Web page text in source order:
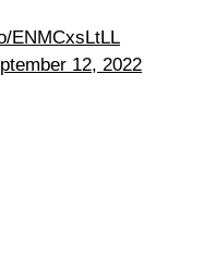
ENMCxsLtLL
12, 2022